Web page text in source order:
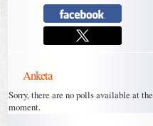
Anketa
Sorry, there are no polls available at the
moment.